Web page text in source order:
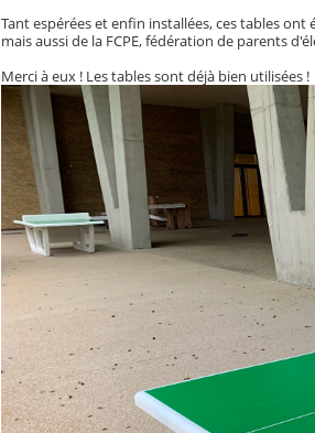
Tant espérées et enfin installées, ces tables
mais aussi de la FCPE, fédération de parents
Merci à eux ! Les tables sont déjà bien utilisées !